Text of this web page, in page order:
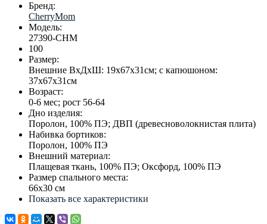
Бренд:
CherryMom
Модель:
27390-CHM
100
Размер:
Внешние ВхДхШ: 19х67х31см; с капюшоном:
37х67х31см
Возраст:
0-6 мес; рост 56-64
Дно изделия:
Поролон, 100% ПЭ; ДВП (древесноволокнистая плита)
Набивка бортиков:
Поролон, 100% ПЭ
Внешний материал:
Плащевая ткань, 100% ПЭ; Оксфорд, 100% ПЭ
Размер спального места:
66х30 см
Показать все характеристики